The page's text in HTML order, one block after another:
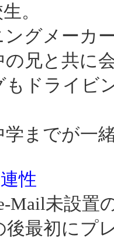
。
メーカー
兄と共に
ライビン
でが一緒
性
Mail未設置
最初にプ